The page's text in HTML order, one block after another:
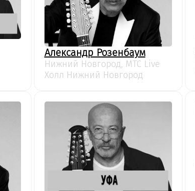
Александр Розенбаум
Нижний Новгород, МТС Live
Холл Нижний Новгород